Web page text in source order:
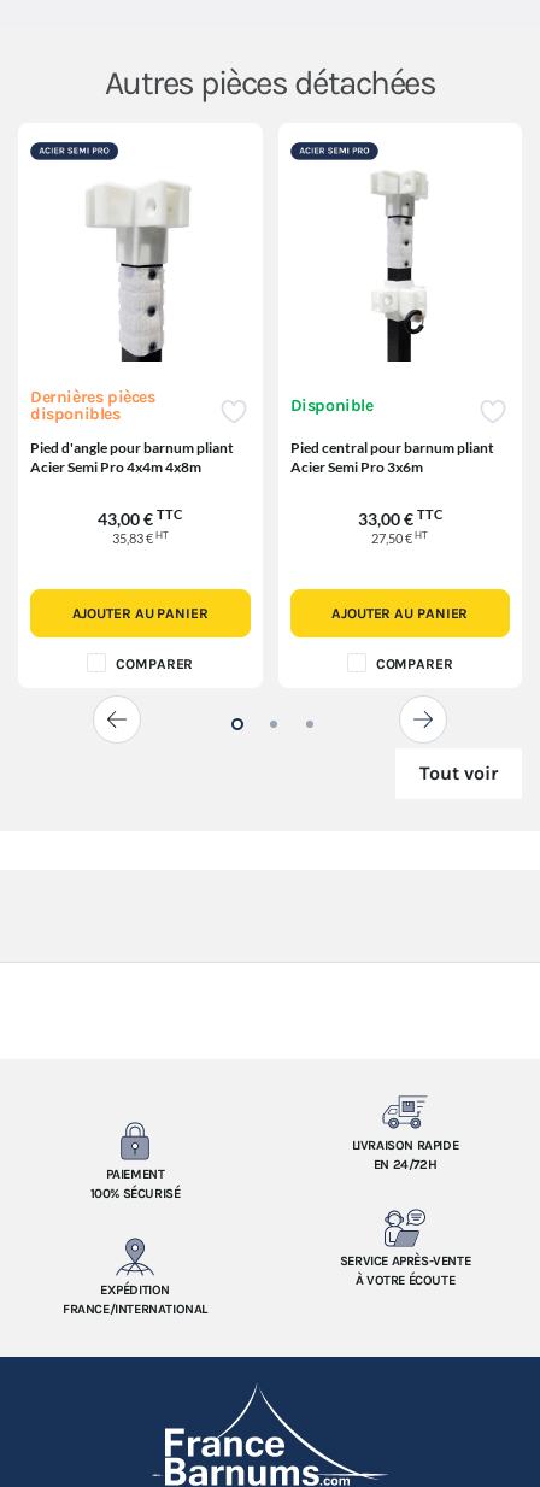
Autres pièces détachées
Dernières pièces
disponibles
Pied d'angle pour barnum pliant
Acier Semi Pro 4x4m 4x8m
43,00 € TTC
35,83 € HT
AJOUTER AU PANIER
COMPARER
Disponible
Pied central pour barnum pliant
Acier Semi Pro 3x6m
33,00 € TTC
27,50 €HT
AJOUTER AU PANIER
COMPARER
Tout voir
PAIEMENT
100% SÉCURISÉ
LIVRAISON RAPIDE
EN 24/72H
EXPÉDITION
FRANCE/INTERNATIONAL
SERVICE APRÈS-VENTE
À VOTRE ÉCOUTE